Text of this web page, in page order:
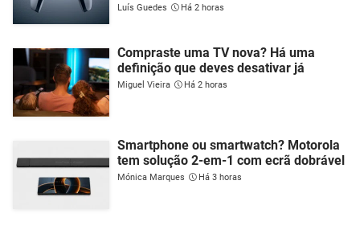
Luís Guedes Há 2 horas
Compraste uma TV nova? Há uma
definição que deves desativar já
Miguel Vieira Há 2 horas
Smartphone ou smartwatch? Motorola
tem solução 2-em-1 com ecrã dobrável
Mónica Marques Há 3 horas